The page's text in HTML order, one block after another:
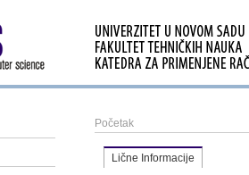
Početak
Lične Informacije